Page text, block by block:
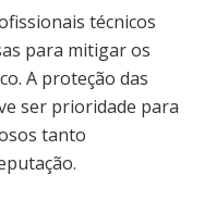
técnicos
para mitigar os
A proteção das
ser prioridade para
tanto